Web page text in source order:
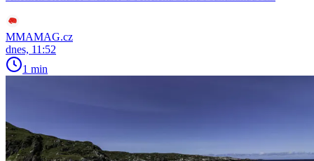
MMAMAG.cz
dnes, 11:52
1 min